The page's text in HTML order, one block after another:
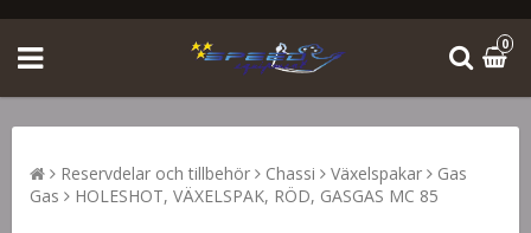
0
Reservdelar och tillbehör Chassi Växelspakar
Gas
Gas
HOLESHOT, VÄXELSPAK, RÖD, GASGAS MC 85